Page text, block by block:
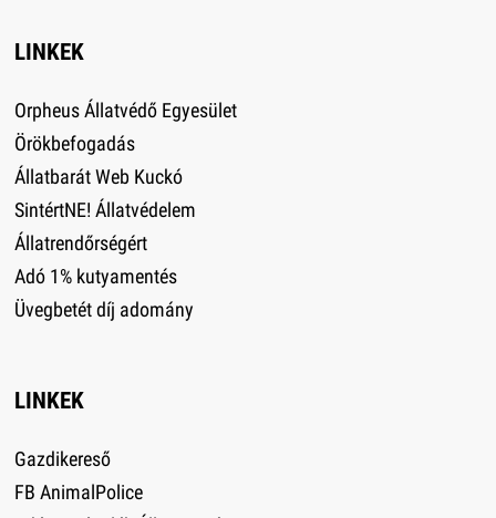
LINKEK
Orpheus Állatvédő Egyesület
Örökbefogadás
Állatbarát Web Kuckó
SintértNE! Állatvédelem
Állatrendőrségért
Adó 1% kutyamentés
Üvegbetét díj adomány
LINKEK
Gazdikereső
FB AnimalPolice